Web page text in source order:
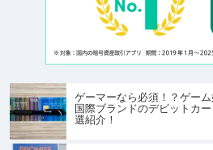
ゲーマーなら必須！？ゲー
国際ブランドのデビットカ
選紹介！